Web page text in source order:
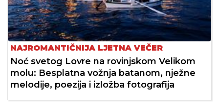
NAJROMANTIČNIJA LJETNA VEČER
Noć svetog Lovre na rovinjskom Velikom
molu: Besplatna vožnja batanom, nježne
melodije, poezija i izložba fotografija